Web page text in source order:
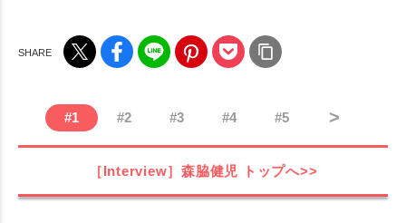
#1 #2 #3 #4 #5 >
［Interview］森脇健児 トップへ>>